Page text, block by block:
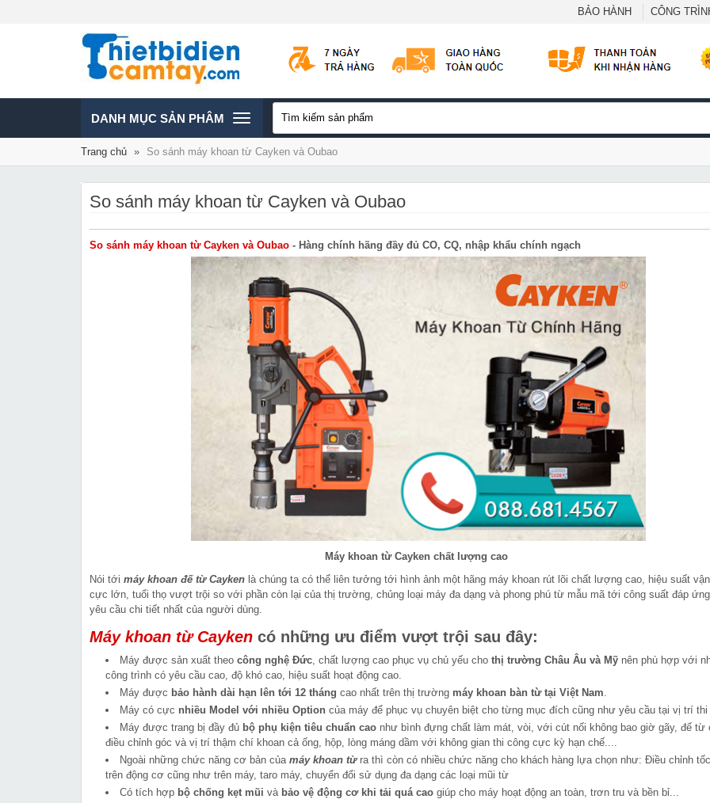
BẢO HÀNH CÔNG
TOGGLE
NAVIGATION
DANH MỤC SẢN PHÂM
Trang chủ » So sánh máy khoan từ Cayken và Oubao
So sánh máy khoan từ Cayken và Oubao
So sánh máy khoan từ Cayken và Oubao - Hàng chính hãng đầy đủ CO, CQ, nhập khẩu chính ngạch
Máy khoan từ Cayken chất lượng cao
Nói tới máy khoan đế từ Cayken là chúng ta có thể liên tưởng tới hình ảnh một hãng máy khoan rút lõi chất lượng cao, hiệu suất
cực lớn, tuổi thọ vượt trội so với phần còn lại của thị trường, chủng loại máy đa dạng và phong phú từ mẫu mã tới công suất đáp
yêu cầu chi tiết nhất của người dùng.
Máy khoan từ Cayken có những ưu điểm vượt trội sau đây:
Máy được sản xuất theo công nghệ Đức, chất lượng cao phục vụ chủ yếu cho thị trường Châu Âu và Mỹ nên phù hợp với
công trình có yêu cầu cao, độ khó cao, hiệu suất hoạt động cao.
Máy được bảo hành dài hạn lên tới 12 tháng cao nhất trên thị trường máy khoan bàn từ tại Việt Nam.
Máy có cực nhiều Model với nhiều Option của máy để phục vụ chuyên biệt cho từng mục đích cũng như yêu cầu tại vị trí thi
Máy được trang bị đầy đủ bộ phụ kiện tiêu chuẩn cao như bình đựng chất làm mát, vòi, với cút nối không bao giờ gãy, đế từ
điều chỉnh góc và vị trí thậm chí khoan cả ống, hộp, lòng máng dầm với không gian thi công cực kỳ hạn chế....
Ngoài những chức năng cơ bản của máy khoan từra thì còn có nhiều chức năng cho khách hàng lựa chọn như: Điều chỉnh
trên động cơ cũng như trên máy, taro máy, chuyển đổi sử dụng đa dạng các loại mũi từ
Có tích hợp bộ chống kẹt mũi và bảo vệ động cơ khi tải quá cao giúp cho máy hoạt động an toàn, trơn tru và bền bỉ...